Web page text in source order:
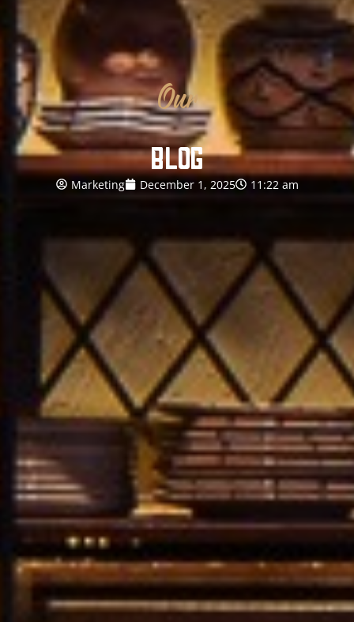
Our
BLOG
Marketing December 1, 2025 11:22 am